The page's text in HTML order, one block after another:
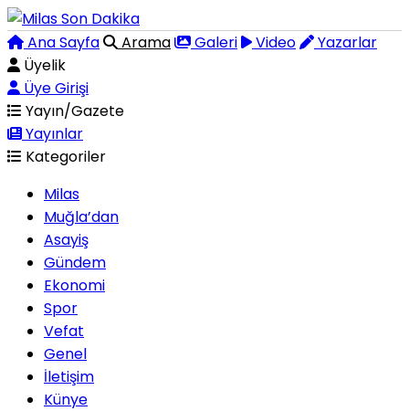
Ana Sayfa Arama Galeri Video
Yazarlar
Üyelik
Üye Girişi
Yayın/Gazete
Yayınlar
Kategoriler
Milas
Muğla’dan
Asayiş
Gündem
Ekonomi
Spor
Vefat
Genel
İletişim
Künye